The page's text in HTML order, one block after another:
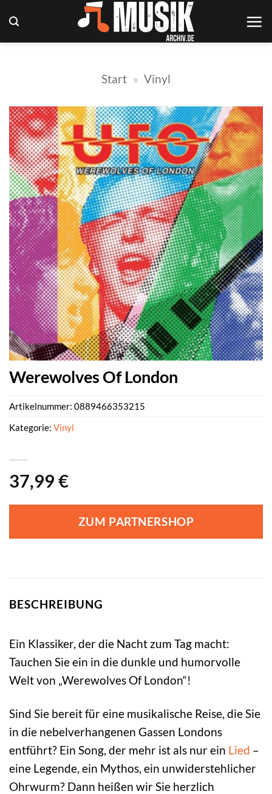
Inhalt
springen
Start » Vinyl
Werewolves Of London
37,99 €
ZUM PARTNERSHOP
Artikelnummer: 0889466353215
Kategorie: Vinyl
BESCHREIBUNG
Ein Klassiker, der die Nacht zum Tag macht:
Tauchen Sie ein in die dunkle und humorvolle
Welt von „Werewolves Of London“!
Sind Sie bereit für eine musikalische Reise, die Sie
in die nebelverhangenen Gassen Londons
entführt? Ein Song, der mehr ist als nur ein Lied –
eine Legende, ein Mythos, ein unwiderstehlicher
Ohrwurm? Dann heißen wir Sie herzlich